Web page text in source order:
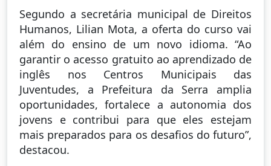
Segundo a secretária municipal de Direitos
Humanos, Lilian Mota, a oferta do curso vai
além do ensino de um novo idioma. “Ao
garantir o acesso gratuito ao aprendizado de
inglês nos Centros Municipais das
Juventudes, a Prefeitura da Serra amplia
oportunidades, fortalece a autonomia dos
jovens e contribui para que eles estejam
mais preparados para os desafios do futuro”,
destacou.